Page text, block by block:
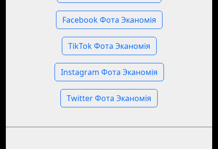
Facebook Фота Эканомія
TikTok Фота Эканомія
Instagram Фота Эканомія
Twitter Фота Эканомія